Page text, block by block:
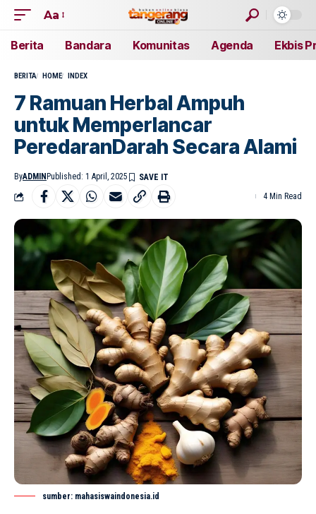
Aa
Berita Bandara Komunitas Agenda Ekbis
BERITA HOME INDEX
7 Ramuan Herbal Ampuh
untuk Memperlancar
PeredaranDarah Secara Alami
ByADMIN Published: 1 April, 2025
4 Min Read
sumber: mahasiswaindonesia.id